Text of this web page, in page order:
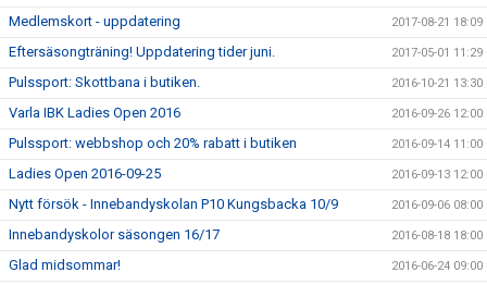
Medlemskort - uppdatering 2017-08-21 18:09
Eftersäsongträning! Uppdatering tider juni. 2017-05-01 11:29
Pulssport: Skottbana i butiken. 2016-10-21 13:30
Varla IBK Ladies Open 2016 2016-09-26 12:00
Pulssport: webbshop och 20% rabatt i butiken 2016-09-14 11:00
Ladies Open 2016-09-25 2016-09-13 12:00
Nytt försök - Innebandyskolan P10 Kungsbacka 10/9 2016-09-06 08:00
Innebandyskolor säsongen 16/17 2016-08-18 18:00
Glad midsommar! 2016-06-24 09:00